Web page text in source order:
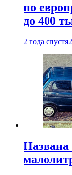
по
до 400
2 года спустя
Названа